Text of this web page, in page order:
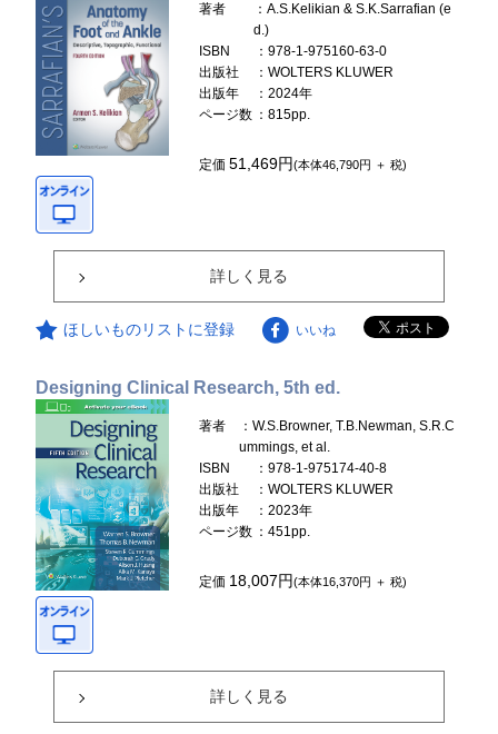
著者
：A.S.Kelikian & S.K.Sarrafian (e
d.)
ISBN
：978-1-975160-63-0
出版社
：WOLTERS KLUWER
出版年
：2024年
ページ数 ：815pp.
定価51,469円(本体46,790円 ＋ 税)
詳しく見る
ほしいものリストに登録 いいね
Designing Clinical Research, 5th ed.
著者
：W.S.Browner, T.B.Newman, S.R.C
ummings, et al.
ISBN
：978-1-975174-40-8
出版社
：WOLTERS KLUWER
出版年
：2023年
ページ数 ：451pp.
定価 18,007円(本体16,370円 ＋ 税)
詳しく見る